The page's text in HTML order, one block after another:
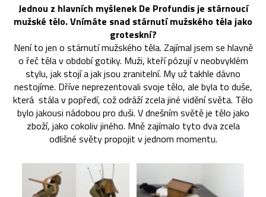
Jednou z hlavních myšlenek De Profundis je stárnoucí
mužské tělo. Vnímáte snad stárnutí mužského těla jako
groteskní?
Není to jen o stárnutí mužského těla. Zajímal jsem se hlavně
o řeč těla v období gotiky. Muži, kteří pózují v neobvyklém
stylu, jak stojí a jak jsou zranitelní. My už takhle dávno
nestojíme. Dříve neprezentovali svoje tělo, ale byla to duše,
která stála v popředí, což odráží zcela jiné vidění světa. Tělo
bylo jakousi nádobou pro duši. V dnešním světě je tělo jako
zboží, jako cokoliv jiného. Mně zajímalo tyto dva zcela
odlišné světy propojit v jednom momentu.